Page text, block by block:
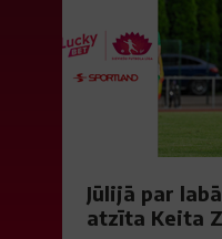
Jūlijā par
atzīta Keita